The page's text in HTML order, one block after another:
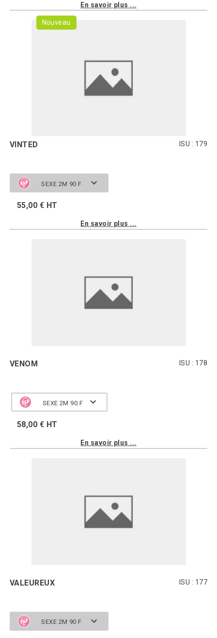
En savoir plus ...
Nouveau
VINTED ISU : 179
SEXE 2M 90 F
55,00 € HT
En savoir plus ...
VENOM ISU : 178
SEXE 2M 90 F
58,00 € HT
En savoir plus ...
VALEUREUX ISU : 177
SEXE 2M 90 F